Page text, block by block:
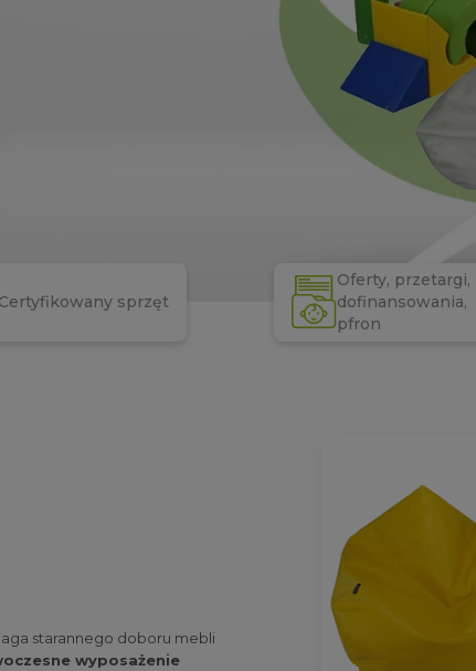
Certyfikowany sprzęt
Oferty, przetargi,
dofinansowania,
pfron
starannego doboru mebli
wyposażenie